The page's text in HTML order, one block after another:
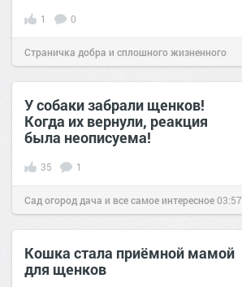
1 0
Страничка добра и сплошного жизненного
позитива!20:38 30 ноя 2023
У собаки забрали щенков!
Когда их вернули, реакция
была неописуема!
35 1
Сад огород дача и все самое интересное03:57
05 авг 2016
Кошка стала приёмной мамой
для щенков